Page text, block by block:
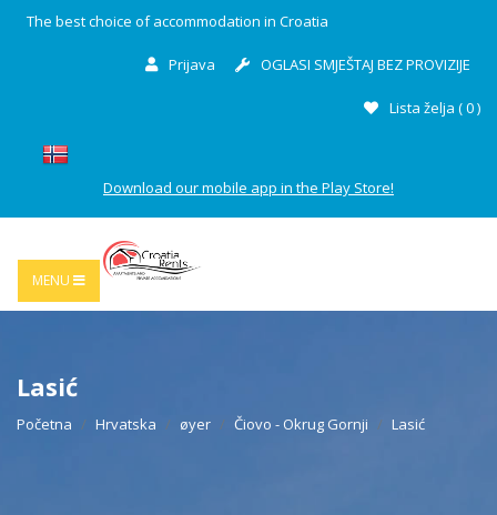
The best choice of accommodation in Croatia
Prijava OGLASI SMJEŠTAJ BEZ PROVIZIJE
Lista želja (0)
Download our mobile app in the Play Store!
MENU
Lasić
Početna Hrvatska øyer Čiovo - Okrug Gornji Lasić